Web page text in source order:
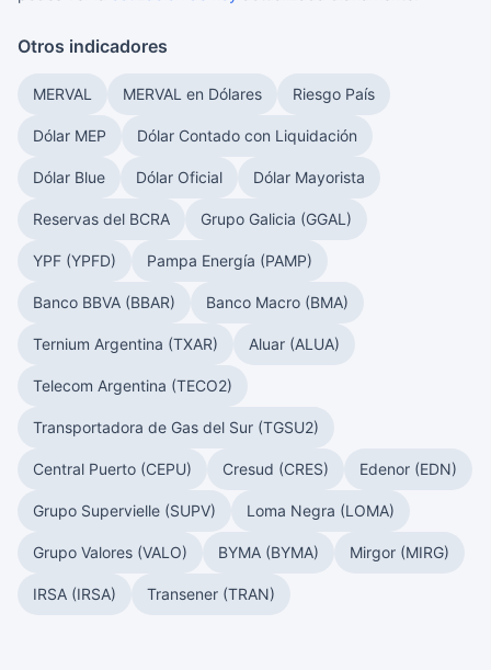
Otros indicadores
MERVAL MERVAL en Dólares Riesgo País
Dólar MEP Dólar Contado con Liquidación
Dólar Blue Dólar Oficial Dólar Mayorista
Reservas del BCRA Grupo Galicia (GGAL)
YPF (YPFD) Pampa Energía (PAMP)
Banco BBVA (BBAR) Banco Macro (BMA)
Ternium Argentina (TXAR) Aluar (ALUA)
Telecom Argentina (TECO2)
Transportadora de Gas del Sur (TGSU2)
Central Puerto (CEPU) Cresud (CRES) Edenor (EDN)
Grupo Supervielle (SUPV) Loma Negra (LOMA)
Grupo Valores (VALO) BYMA (BYMA) Mirgor (MIRG)
IRSA (IRSA) Transener (TRAN)